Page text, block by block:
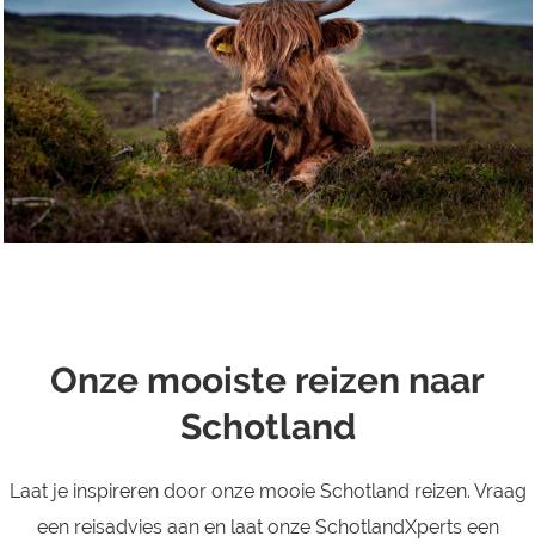
Onze mooiste reizen naar
Schotland
Laat je inspireren door onze mooie Schotland reizen. Vraag
een reisadvies aan en laat onze SchotlandXperts een